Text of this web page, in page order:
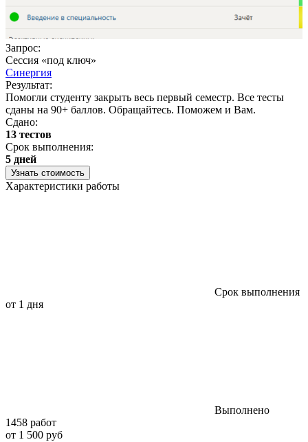
Запрос:
Сессия «под ключ»
Синергия
Результат:
Помогли студенту закрыть весь первый семестр. Все тесты
сданы на 90+ баллов. Обращайтесь. Поможем и Вам.
Сдано:
13 тестов
Срок выполнения:
5 дней
Узнать стоимость
Характеристики работы
Срок выполнения
от 1 дня
Выполнено
1458 работ
от 1 500 руб